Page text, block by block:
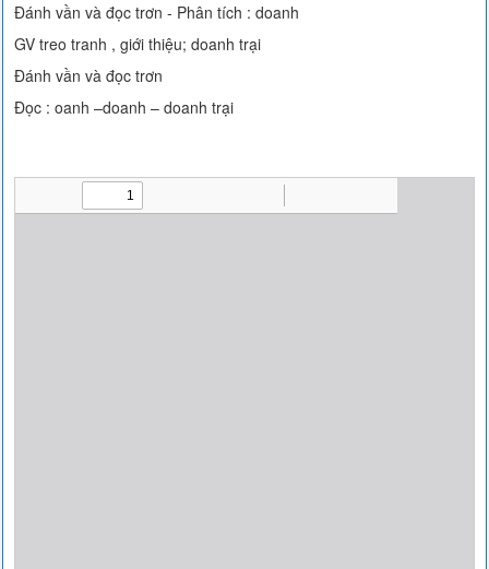
Đánh vần và đọc trơn - Phân tích : doanh
GV treo tranh , giới thiệu; doanh trại
Đánh vần và đọc trơn
Đọc : oanh –doanh – doanh trại